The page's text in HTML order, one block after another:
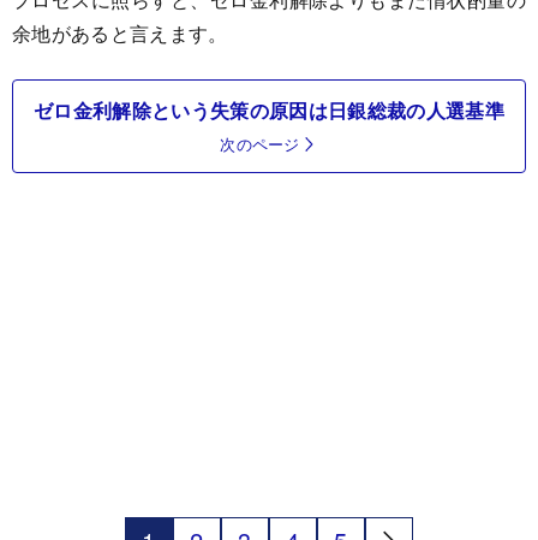
余地があると言えます。
ゼロ金利解除という失策の原因は日銀総裁の人選基準
次のページ